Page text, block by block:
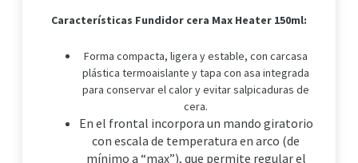
Características Fundidor cera Max Heater 150ml:
Forma compacta, ligera y estable, con carcasa
plástica termoaislante y tapa con asa integrada
para conservar el calor y evitar salpicaduras de
cera.
En el frontal incorpora un mando giratorio
con escala de temperatura en arco (de
mínimo a “max”), que permite regular el